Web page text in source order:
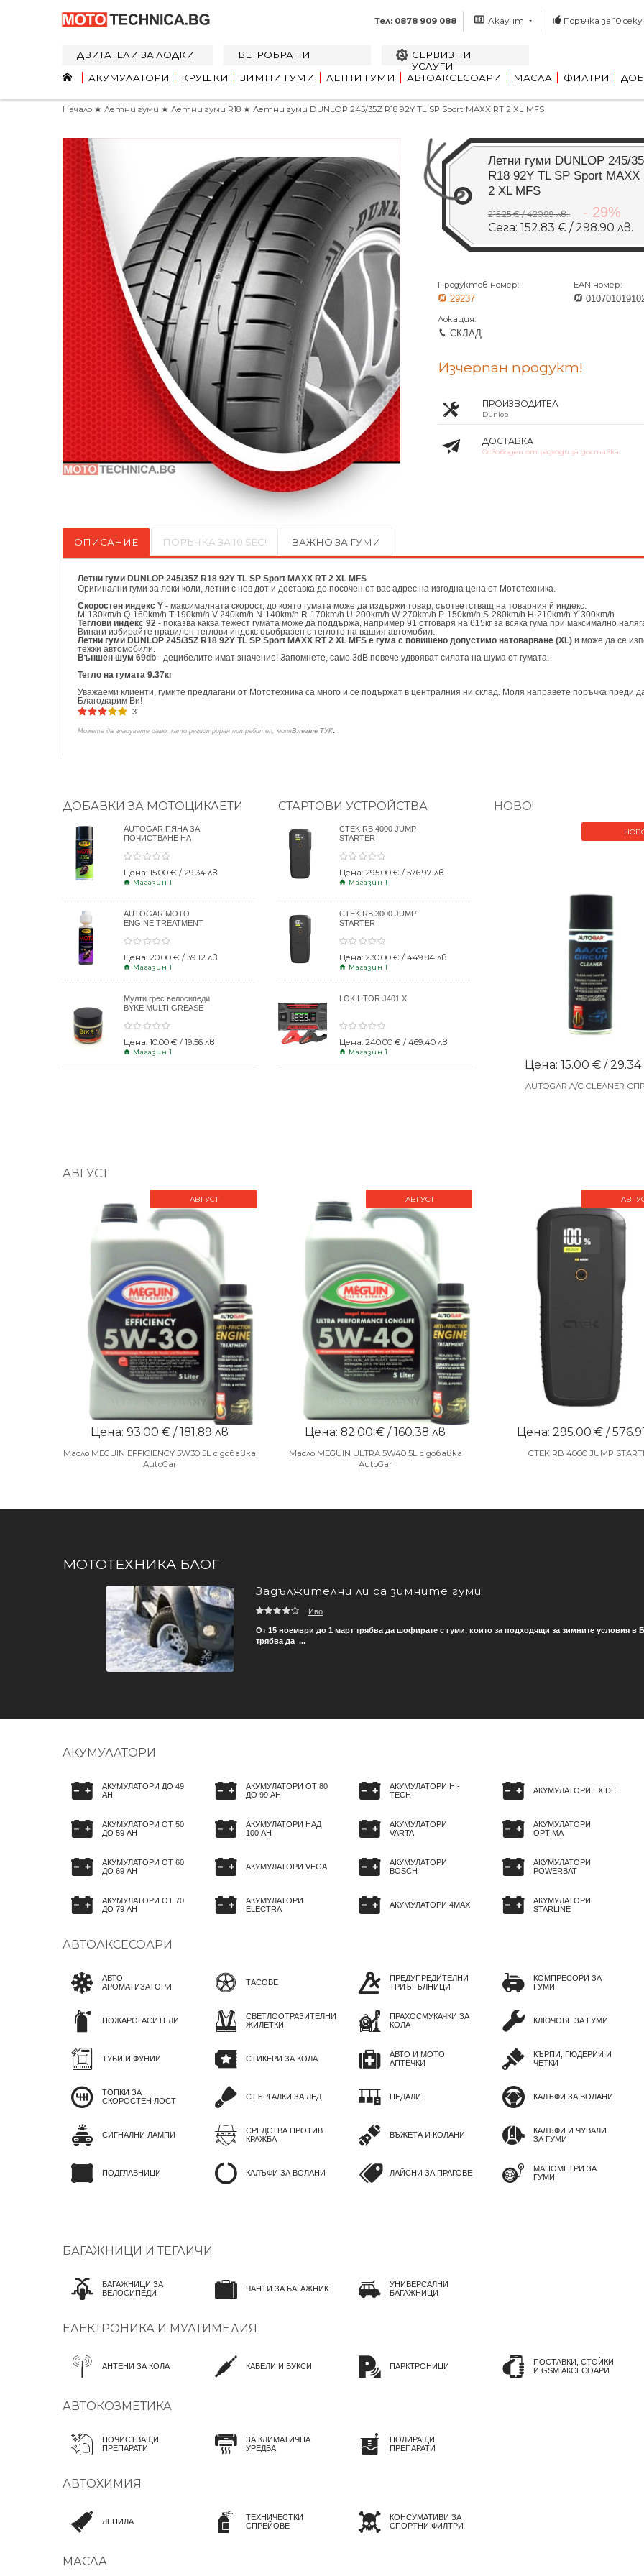
Тел: 0878 909 088 Акаунт Поръчка за 10
ДВИГАТЕЛИ ЗА ЛОДКИ ВЕТРОБРАНИ
СЕРВИЗНИ
УСЛУГИ
АКУМУЛАТОРИ
КРУШКИ ЗИМНИ ГУМИ ЛЕТНИ ГУМИ АВТОАКСЕСОАРИ МАСЛА ФИЛТРИ
Начало ★ Летни гуми ★ Летни гуми R18 ★ Летни гуми DUNLOP 245/35Z R18 92Y TL SP Sport MAXX RT 2 XL MFS
Летни гуми DUNLOP 245/
R18 92Y TL SP Sport MAXX
2 XL MFS
215.25 € / 420.99 лв. - 29%
Сега: 152.83 € / 298.90 лв.
Продуктов номер:
29237
EAN номер:
Локация:
СКЛАД
Изчерпан продукт!
ПРОИЗВОДИТЕЛ
Dunlop
ДОСТАВКА
Освободен от разходи за доставка
ОПИСАНИЕ ПОРЪЧКА ЗА 10 SEC! ВАЖНО ЗА ГУМИ
Летни гуми DUNLOP 245/35Z R18 92Y TL SP Sport MAXX RT 2 XL MFS
Оригинални гуми за леки коли, летни с нов дот и доставка до посочен от вас адрес на изгодна цена от Мототехника.
Скоростен индекс Y - максималната скорост, до която гумата може да издържи товар, съответстващ на товарния й индекс:
M-130km/h Q-160km/h T-190km/h V-240km/h N-140km/h R-170km/h U-200km/h W-270km/h P-150km/h S-280km/h H-210km/h Y-300km/h
Теглови индекс 92 - показва каква тежест гумата може да поддържа, например 91 отговаря на 615кг за всяка гума при максимално
Винаги избирайте правилен теглови индекс съобразен с теглото на вашия автомобил.
Летни гуми DUNLOP 245/35Z R18 92Y TL SP Sport MAXX RT 2 XL MFS е гума с повишено допустимо натоварване (XL) и може да се
тежки автомобили.
Външен шум 69db - децибелите имат значение! Запомнете, само 3dB повече удвояват силата на шума от гумата.
Тегло на гумата 9.37кг
Уважаеми клиенти, гумите предлагани от Мототехника са много и се подържат в централния ни склад. Моля направете поръчка преди
Благодарим Ви!
3
Можете да гласувате само, като регистриран потребител, моляВлезте ТУК
ДОБАВКИ ЗА МОТОЦИКЛЕТИ
AUTOGAR ПЯНА ЗА
ПОЧИСТВАНЕ НА
Цена: 15.00 € / 29.34 лв
Магазин 1
AUTOGAR MOTO
ENGINE TREATMENT
Цена: 20.00 € / 39.12 лв
Магазин 1
Мулти грес велосипеди
BYKE MULTI GREASE
Цена: 10.00 € / 19.56 лв
Магазин 1
СТАРТОВИ УСТРОЙСТВА
CTEK RB 4000 JUMP
STARTER
Цена: 295.00 € / 576.97 лв
Магазин 1
CTEK RB 3000 JUMP
STARTER
Цена: 230.00 € / 449.84 лв
Магазин 1
LOKIHTOR J401 X
Цена: 240.00 € / 469.40 лв
Магазин 1
НОВО!
Цена: 15.00 € / 29.34
AUTOGAR A/C CLEANER
АВГУСТ
АВГУСТ
Цена: 93.00 € / 181.89 лв
Масло MEGUIN EFFICIENCY 5W30 5L с добавка
AutoGar
АВГУСТ
Цена: 82.00 € / 160.38 лв
Масло MEGUIN ULTRA 5W40 5L с добавка
AutoGar
Цена: 295.00 € /
CTEK RB 4000 JUMP
МОТОТЕХНИКА БЛОГ
Задължителни ли са зимните гуми
Иво
От 15 ноември до 1 март трябва да шофирате с гуми, които за подходящи за зимните условия в
трябва да ...
АКУМУЛАТОРИ
АКУМУЛАТОРИ ДО 49
AH
АКУМУЛАТОРИ ОТ 50
ДО 59 AH
АКУМУЛАТОРИ ОТ 60
ДО 69 AH
АКУМУЛАТОРИ ОТ 70
ДО 79 AH
АКУМУЛАТОРИ ОТ 80
ДО 99 AH
АКУМУЛАТОРИ НАД
100 AH
АКУМУЛАТОРИ VEGA
АКУМУЛАТОРИ
ELECTRA
АКУМУЛАТОРИ HI-
TECH
АКУМУЛАТОРИ
VARTA
АКУМУЛАТОРИ
BOSCH
АКУМУЛАТОРИ 4MAX
АКУМУЛАТОРИ EXIDE
АКУМУЛАТОРИ
OPTIMA
АКУМУЛАТОРИ
POWERBAT
АКУМУЛАТОРИ
STARLINE
АВТОАКСЕСОАРИ
АВТО
АРОМАТИЗАТОРИ
ПОЖАРОГАСИТЕЛИ
ТУБИ И ФУНИИ
ТОПКИ ЗА
СКОРОСТЕН ЛОСТ
СИГНАЛНИ ЛАМПИ
ПОДГЛАВНИЦИ
ТАСОВЕ
СВЕТЛООТРАЗИТЕЛНИ
ЖИЛЕТКИ
СТИКЕРИ ЗА КОЛА
СТЪРГАЛКИ ЗА ЛЕД
СРЕДСТВА ПРОТИВ
КРАЖБА
КАЛЪФИ ЗА ВОЛАНИ
ПРЕДУПРЕДИТЕЛНИ
ТРИЪГЪЛНИЦИ
ПРАХОСМУКАЧКИ ЗА
КОЛА
АВТО И МОТО
АПТЕЧКИ
ПЕДАЛИ
ВЪЖЕТА И КОЛАНИ
ЛАЙСНИ ЗА ПРАГОВЕ
КОМПРЕСОРИ ЗА
ГУМИ
КЛЮЧОВЕ ЗА ГУМИ
КЪРПИ, ГЮДЕРИИ И
ЧЕТКИ
КАЛЪФИ ЗА ВОЛАНИ
КАЛЪФИ И ЧУВАЛИ
ЗА ГУМИ
МАНОМЕТРИ ЗА
ГУМИ
БАГАЖНИЦИ И ТЕГЛИЧИ
БАГАЖНИЦИ ЗА
ВЕЛОСИПЕДИ
ЧАНТИ ЗА БАГАЖНИК
УНИВЕРСАЛНИ
БАГАЖНИЦИ
ЕЛЕКТРОНИКА И МУЛТИМЕДИЯ
АНТЕНИ ЗА КОЛА КАБЕЛИ И БУКСИ ПАРКТРОНИЦИ
ПОСТАВКИ, СТОЙКИ
И GSM АКСЕСОАРИ
АВТОКОЗМЕТИКА
ПОЧИСТВАЩИ
ПРЕПАРАТИ
ЗА КЛИМАТИЧНА
УРЕДБА
ПОЛИРАЩИ
ПРЕПАРАТИ
АВТОХИМИЯ
ЛЕПИЛА
ТЕХНИЧЕСТКИ
СПРЕЙОВЕ
КОНСУМАТИВИ ЗА
СПОРТНИ ФИЛТРИ
МАСЛА